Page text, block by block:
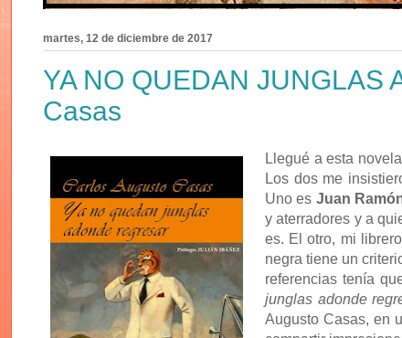
martes, 12 de diciembre de 2017
YA NO QUEDAN JUNGLAS
Casas
Llegué a esta
Los dos me
Uno es Juan
y aterradores y a
es. El otro, mi
negra tiene un
referencias tenía
junglas adonde
Augusto Casas, en